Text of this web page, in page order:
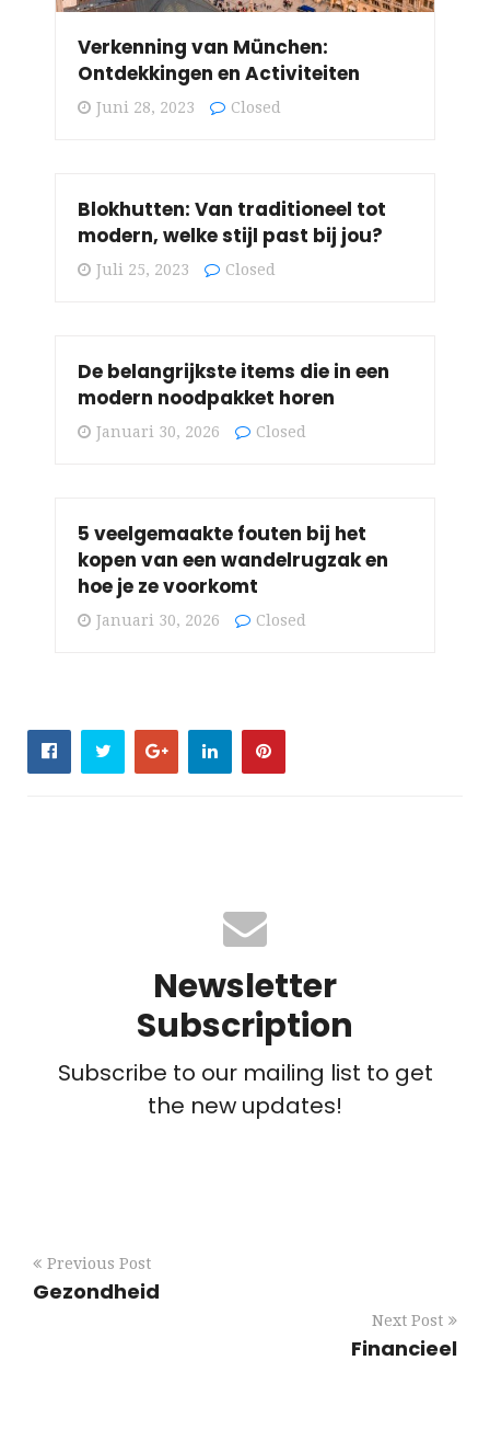
Verkenning van München:
Ontdekkingen en Activiteiten
Juni 28, 2023 Closed
Blokhutten: Van traditioneel tot
modern, welke stijl past bij jou?
Juli 25, 2023 Closed
De belangrijkste items die in een
modern noodpakket horen
Januari 30, 2026 Closed
5 veelgemaakte fouten bij het
kopen van een wandelrugzak en
hoe je ze voorkomt
Januari 30, 2026 Closed
Newsletter
Subscription
Subscribe to our mailing list to get
the new updates!
Previous Post
Gezondheid
Next Post
Financieel